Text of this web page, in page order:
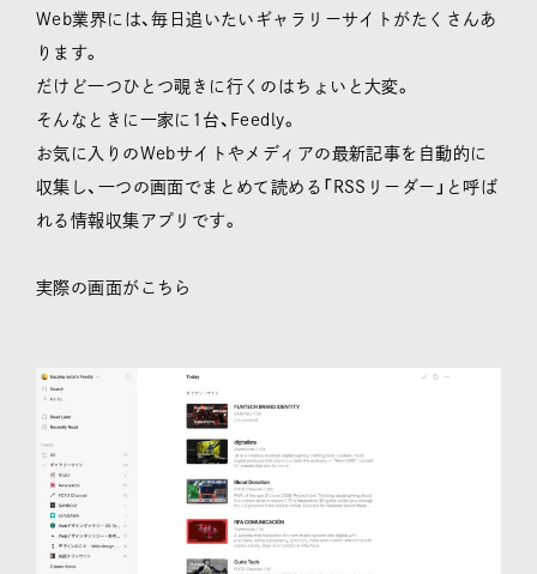
Web業界には、毎日追いたいギャラリーサイトがたくさんあ
ります。
だけど一つひとつ覗きに行くのはちょいと大変。
そんなときに一家に1台、Feedly。
お気に入りのWebサイトやメディアの最新記事を自動的に
収集し、一つの画面でまとめて読める「RSSリーダー」と呼ば
れる情報収集アプリです。
実際の画面がこちら